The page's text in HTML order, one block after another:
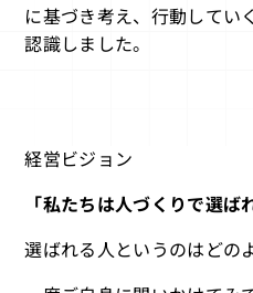
に基づき考え、行動してい
認識しました。
経営ビジョン
「私たちは人づくりで選ば
選ばれる人というのはどの